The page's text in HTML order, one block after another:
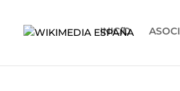
INICIO